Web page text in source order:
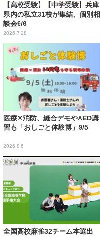
【高校受験】【中学受験】兵庫
県内の私立31校が集結、個別相
談会9/6
2026.7.28
医療✕消防、縫合デモやAED講
習も「おしごと体験博」9/5
2026.8.6
全国高校麻雀32チーム本選出